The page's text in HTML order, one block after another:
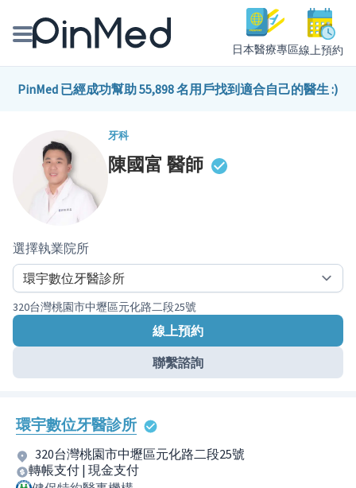
日本醫療專區線上預約
線上預約醫師、院所
健康主題館
PinMed 已經成功幫助 55,898 名用戶找到適合自己的醫生 :)
牙科
陳國富 醫師
選擇執業院所
320台灣桃園市中壢區元化路二段25號
線上預約
聯繫諮詢
環宇數位牙醫診所
320台灣桃園市中壢區元化路二段25號
轉帳支付 | 現金支付